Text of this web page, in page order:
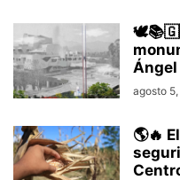
agosto
🌎🔥